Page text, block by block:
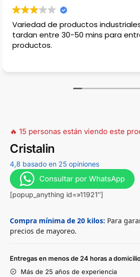
es que
Venden
encuentras, el
🔥 15 personas están viendo este
Cristalin
4,8 basado en 25 opiniones
Consultar por WhatsApp
[popup_anything id=»11921″]
Compra mínima de 20 kilos: Para
precios de mayoreo.
Entregas en menos de 24 horas a
Más de 25 años de experiencia